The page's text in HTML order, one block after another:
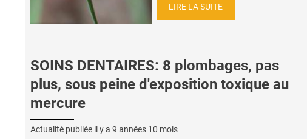
LIRE LA SUITE
SOINS DENTAIRES: 8 plombages, pas
plus, sous peine d'exposition toxique au
mercure
Actualité publiée il y a 9 années 10 mois